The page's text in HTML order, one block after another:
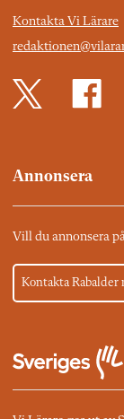
Kontakta Vi Lärare
Annonsera
Vill du annonsera
Kontakta Rabalder